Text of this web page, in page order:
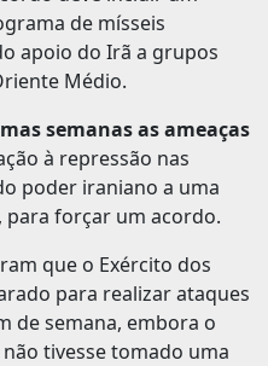
de mísseis
apoio do Irã a grupos
Médio.
semanas as ameaças
à repressão nas
poder iraniano a uma
para forçar um acordo.
que o Exército dos
para realizar ataques
de semana, embora o
tivesse tomado uma